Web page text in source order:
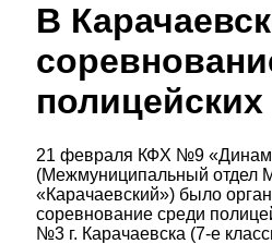
В
21 февраля КФХ №9
(Межмуниципальный отдел
«Карачаевский») было
соревнование среди
№3 г. Карачаевска (7-е